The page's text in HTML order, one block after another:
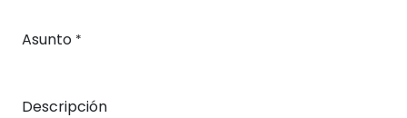
Asunto *
Descripción